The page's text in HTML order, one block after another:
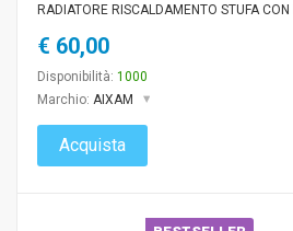
RADIATORE RISCALDAMENTO STUFA
€ 60,00
Disponibilità: 1000
Marchio: AIXAM
Acquista